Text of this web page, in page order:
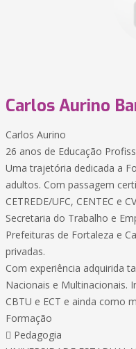
Carlos Aurino
Carlos Aurino
26 anos de Educação
Uma trajetória dedicada a
adultos. Com passagem
CETREDE/UFC, CENTEC e
Secretaria do Trabalho e
Prefeituras de Fortaleza e
privadas.
Com experiência adquirida
Nacionais e Multinacionais.
CBTU e ECT e ainda como
Formação
 Pedagogia